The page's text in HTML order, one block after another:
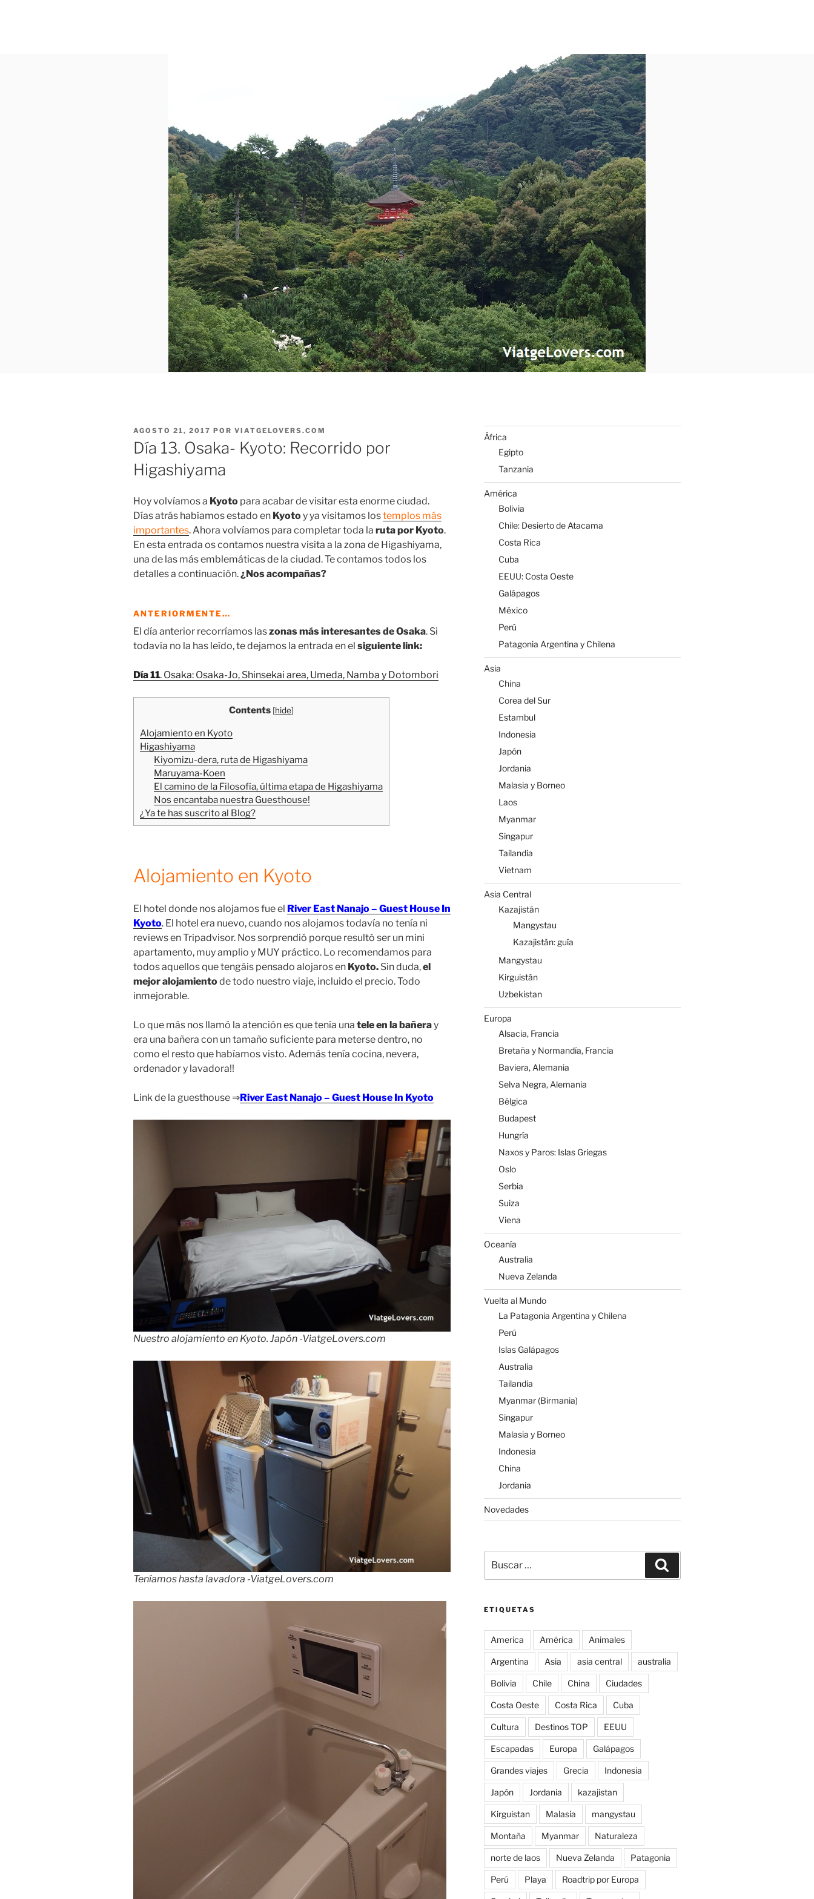
PUBLICADO
EL
AGOSTO 21, 2017 POR VIATGELOVERS.COM
Día 13. Osaka- Kyoto: Recorrido por
Higashiyama
Hoy volvíamos a Kyoto para acabar de visitar esta enorme ciudad.
Días atrás habíamos estado en Kyotoy ya visitamos lostemplos más
importantes. Ahora volvíamos para completar toda la ruta por Kyoto.
En esta entrada os contamos nuestra visita a la zona de Higashiyama,
una de las más emblemáticas de la ciudad. Te contamos todos los
detalles a continuación.¿Nos acompañas?
ANTERIORMENTE…
El día anterior recorríamos laszonas más interesantes de Osaka. Si
todavía no la has leído, te dejamos la entrada en el siguiente link:
Día 11. Osaka: Osaka-Jo, Shinsekai area, Umeda, Namba y Dotombori
Contents [hide]
Alojamiento en Kyoto
Higashiyama
Kiyomizu-dera, ruta de Higashiyama
Maruyama-Koen
El camino de la Filosofía, última etapa de Higashiyama
Nos encantaba nuestra Guesthouse!
¿Ya te has suscrito al Blog?
Alojamiento en Kyoto
El hotel donde nos alojamos fue el River East Nanajo – Guest House In
Kyoto. El hotel era nuevo, cuando nos alojamos todavía no tenía ni
reviews en Tripadvisor. Nos sorprendió porque resultó ser un mini
apartamento, muy amplio y MUY práctico. Lo recomendamos para
todos aquellos que tengáis pensado alojaros en Kyoto. Sin duda,el
mejor alojamientode todo nuestro viaje, incluido el precio. Todo
inmejorable.
Lo que más nos llamó la atención es que tenía una tele en la bañeray
era una bañera con un tamaño suficiente para meterse dentro, no
como el resto que habíamos visto. Además tenía cocina, nevera,
ordenador y lavadora!!
Link de la guesthouse ⇒River East Nanajo – Guest House In Kyoto
Nuestro alojamiento en Kyoto. Japón -ViatgeLovers.com
Teníamos hasta lavadora -ViatgeLovers.com
África
Egipto
Tanzania
América
Bolivia
Chile: Desierto de Atacama
Costa Rica
Cuba
EEUU: Costa Oeste
Galápagos
México
Perú
Patagonia Argentina y Chilena
Asia
China
Corea del Sur
Estambul
Indonesia
Japón
Jordania
Malasia y Borneo
Laos
Myanmar
Singapur
Tailandia
Vietnam
Asia Central
Kazajistán
Mangystau
Kazajistán: guía
Mangystau
Kirguistán
Uzbekistan
Europa
Alsacia, Francia
Bretaña y Normandía, Francia
Baviera, Alemania
Selva Negra, Alemania
Bélgica
Budapest
Hungría
Naxos y Paros: Islas Griegas
Oslo
Serbia
Suiza
Viena
Oceanía
Australia
Nueva Zelanda
Vuelta al Mundo
La Patagonia Argentina y Chilena
Perú
Islas Galápagos
Australia
Tailandia
Myanmar (Birmania)
Singapur
Malasia y Borneo
Indonesia
China
Jordania
Novedades
por:
ETIQUETAS
America América Animales
Argentina Asia asia central australia
Bolivia Chile China Ciudades
Costa Oeste Costa Rica Cuba
Cultura Destinos TOP EEUU
Escapadas Europa Galápagos
Grandes viajes Grecia Indonesia
Japón Jordania kazajistan
Kirguistan Malasia mangystau
Montaña Myanmar Naturaleza
norte de laos Nueva Zelanda Patagonia
Perú Playa Roadtrip por Europa